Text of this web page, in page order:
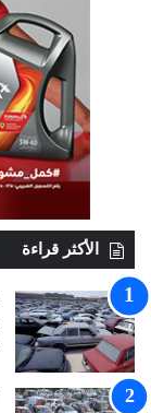
الأكثر قراءة